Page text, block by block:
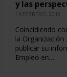
y las
14 FEBRERO, 2019
Coincidiendo
la
publicar su
Empleo en…